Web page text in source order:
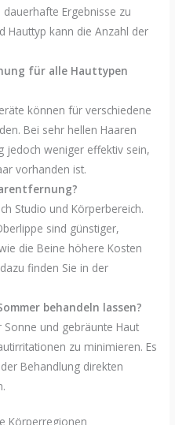
Ergebnisse zu
Hauttyp kann die Anzahl der
für alle Hauttypen
können für verschiedene
Bei sehr hellen Haaren
jedoch weniger effektiv sein,
vorhanden ist.
Studio und Körperbereich.
sind günstiger,
die Beine höhere Kosten
finden Sie in der
behandeln lassen?
und gebräunte Haut
zu minimieren. Es
Behandlung direkten
Körperregionen